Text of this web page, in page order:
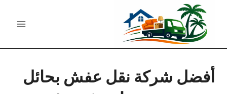
المحتوى
أفضل شركة نقل عفش بحائل